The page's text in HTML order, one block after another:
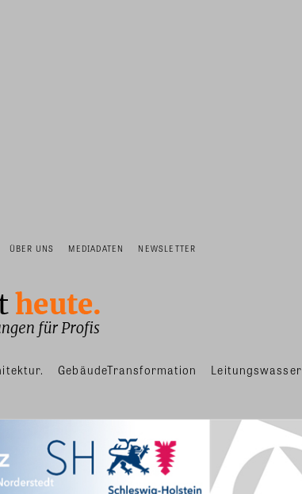
ÜBER UNS MEDIADATEN NEWSLETTER
GebäudeTransformation Leitungswasser